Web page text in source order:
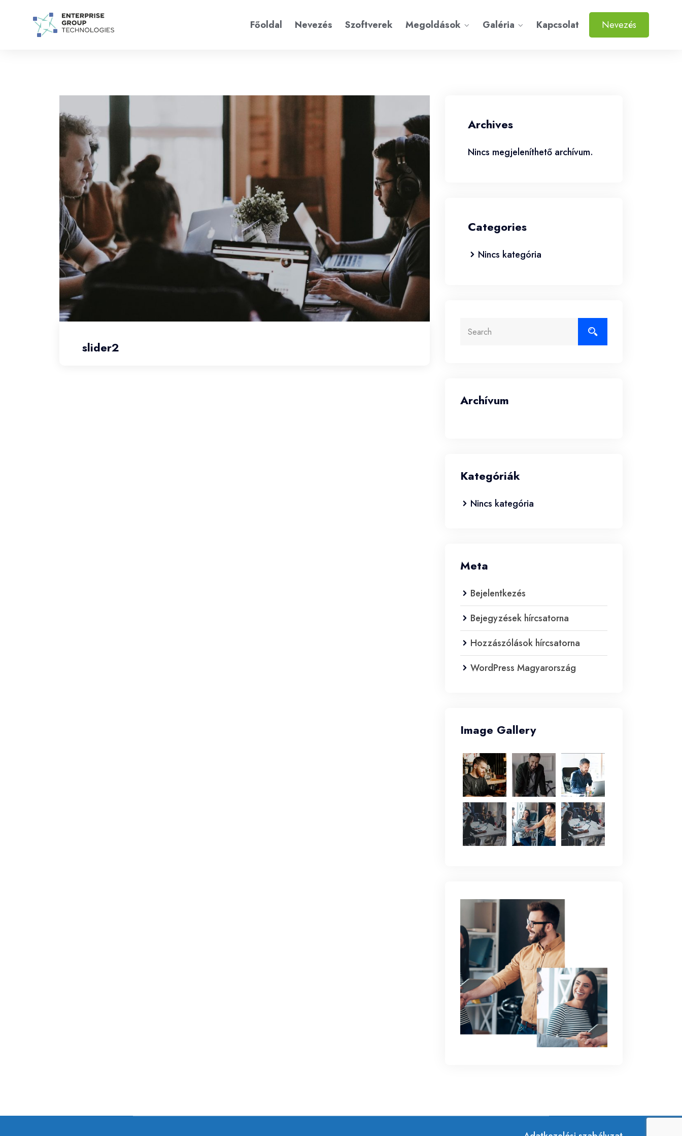
Főoldal Nevezés Szoftverek Megoldások Galéria Kapcsolat Nevezés
slider2
Archives
Nincs megjeleníthető archívum.
Categories
Nincs kategória
Archívum
Kategóriák
Nincs kategória
Meta
Bejelentkezés
Bejegyzések hírcsatorna
Hozzászólások hírcsatorna
WordPress Magyarország
Image Gallery